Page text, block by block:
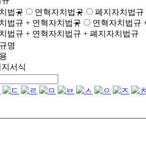
법규 연혁자치법규
폐지자치법규
법규 + 연혁자치법규
연혁자치법규
법규 + 연혁자치법규 + 폐지자치법규
명
지서식